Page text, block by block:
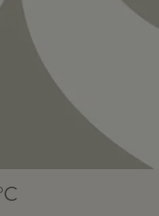
viel Wasser mit